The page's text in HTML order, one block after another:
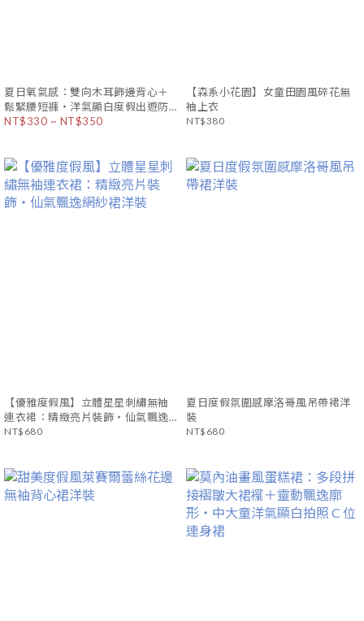
夏日氧氣感：雙向木耳飾邊背心＋
鬆緊腰短褲・洋氣顯白度假出遊防
悶熱套裝
NT$330 ~ NT$350
【森系小花園】女童田園風碎花無
袖上衣
NT$380
【優雅度假風】立體星星刺繡無袖
連衣裙：精緻亮片裝飾・仙氣飄逸
網紗裙洋裝
NT$680
夏日度假氛圍感摩洛哥風吊帶裙洋
裝
NT$680